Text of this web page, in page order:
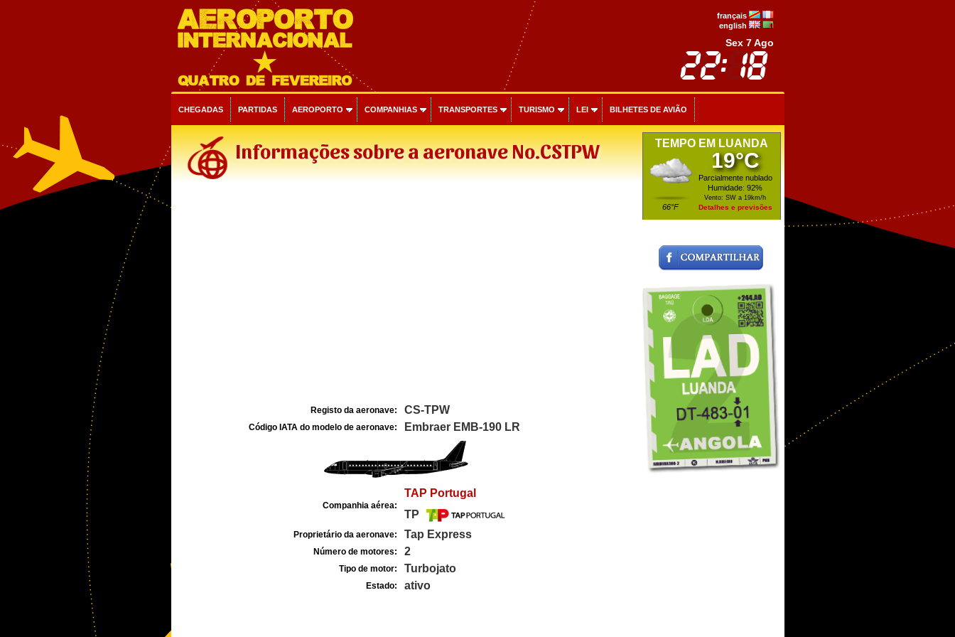
français
english
Sex 7 Ago
CHEGADAS PARTIDAS AEROPORTO COMPANHIAS TRANSPORTES TURISMO LEI BILHETES DE AVIÃO
Informações sobre a aeronave No.CSTPW
Registo da aeronave: CS-TPW
Código IATA do modelo de aeronave: Embraer EMB-190 LR
Companhia aérea:
TAP Portugal
TP
Proprietário da aeronave: Tap Express
Número de motores: 2
Tipo de motor: Turbojato
Estado: ativo
TEMPO EM LUANDA
66°F
19°C
Parcialmente nublado
Humidade: 92%
Vento: SW a 19km/h
Detalhes e previsões